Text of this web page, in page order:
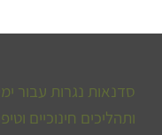
סדנאות נגרות עבור
ותהליכים חינוכיים